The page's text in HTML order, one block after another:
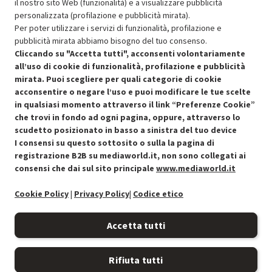
Aggiungi al carrello
SCONTO RICONDIZIONATI
Approfitta dello sconto del 30% sul prodotto ricondizionato.
Condizioni generali di vendita Recedere dal contratto qui
il nostro sito Web (funzionalità) e a visualizzare pubblicità
personalizzata (profilazione e pubblicità mirata).
Per poter utilizzare i servizi di funzionalità, profilazione e
pubblicità mirata abbiamo bisogno del tuo consenso.
Cliccando su "Accetta tutti", acconsenti volontariamente
all’uso di cookie di funzionalità, profilazione e pubblicità
mirata. Puoi scegliere per quali categorie di cookie
acconsentire o negare l’uso e puoi modificare le tue scelte
in qualsiasi momento attraverso il link “Preferenze Cookie”
che trovi in fondo ad ogni pagina, oppure, attraverso lo
scudetto posizionato in basso a sinistra del tuo device
I consensi su questo sottosito o sulla la pagina di
registrazione B2B su mediaworld.it, non sono collegati ai
consensi che dai sul sito principale www.mediaworld.it
Cookie Policy| Privacy Policy| Codice etico
Accetta tutti
Rifiuta tutti